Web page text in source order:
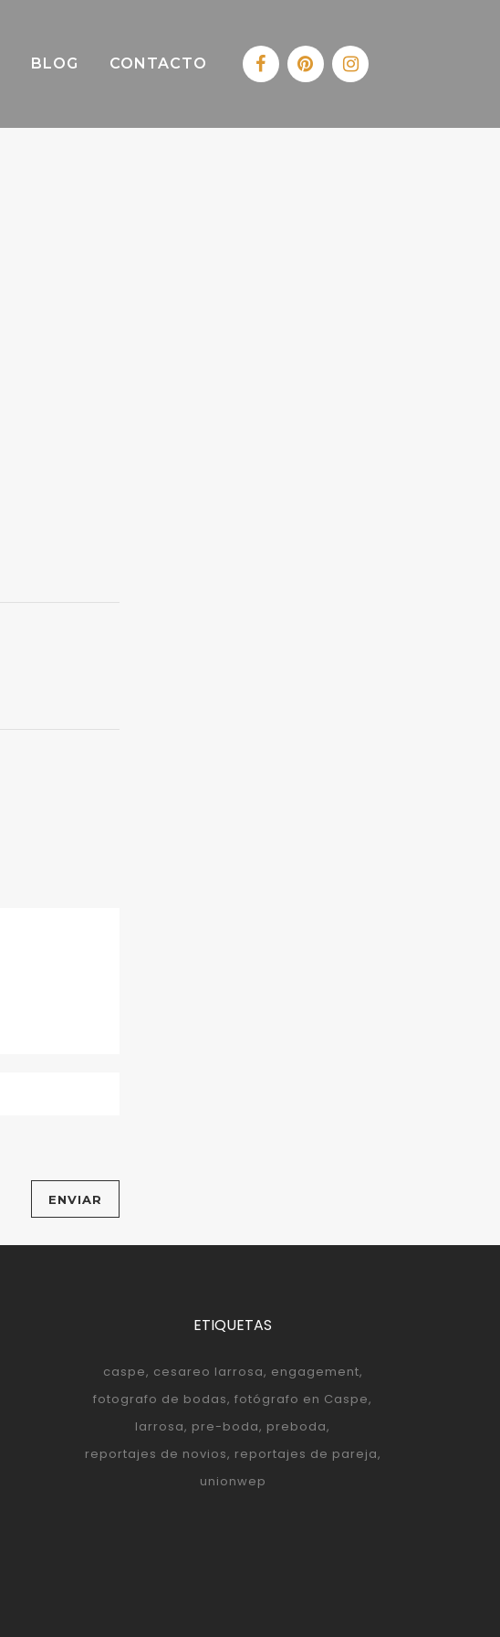
BLOG CONTACTO
ETIQUETAS
caspe cesareo larrosa engagement
fotografo de bodas fotógrafo en Caspe
larrosa pre-boda preboda
reportajes de novios reportajes de pareja
unionwep